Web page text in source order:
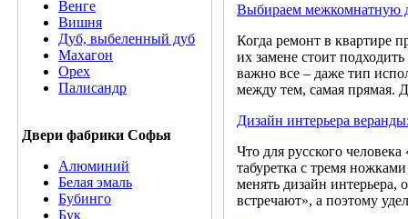
Венге
Вишня
Дуб, выбеленный дуб
Махагон
Орех
Палисандр
Двери фабрики Софья
Алюминий
Белая эмаль
Бубинго
Бук
Выбираем межкомнатную
Когда ремонт в квартире
их замене стоит
важно все – даже тип
между тем, самая прямая.
Дизайн интерьера
Что для русского
табуретка с тремя
менять дизайн
встречают», а поэтому